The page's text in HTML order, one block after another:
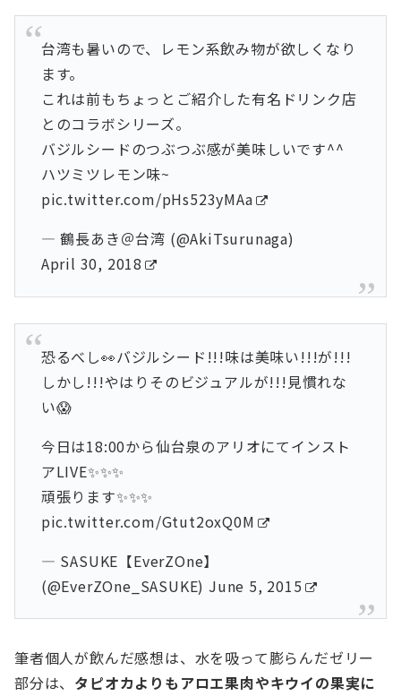
台湾も暑いので、レモン系飲み物が欲しくなり
ます。
これは前もちょっとご紹介した有名ドリンク店
とのコラボシリーズ。
バジルシードのつぶつぶ感が美味しいです^^
ハツミツレモン味~
pic.twitter.com/pHs523yMAa
— 鶴長あき＠台湾 (@AkiTsurunaga)
April 30, 2018
恐るべし👀バジルシード!!!味は美味い!!!が!!!
しかし!!!やはりそのビジュアルが!!!見慣れな
い😱
今日は18:00から仙台泉のアリオにてインスト
アLIVE✨✨✨
頑張ります✨✨✨
pic.twitter.com/Gtut2oxQ0M
— SASUKE【EverZOne】
(@EverZOne_SASUKE) June 5, 2015
筆者個人が飲んだ感想は、水を吸って膨らんだゼリー
部分は、 タピオカよりもアロエ果肉やキウイの果実に